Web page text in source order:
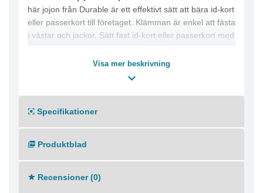
här jojon från Durable är ett effektivt sätt att bära id-kort
eller passerkort till företaget. Klämman är enkel att fästa
i västar och jackor. Sätt fast id-kort eller passerkort med
idealiskt säkerhetsalternativ för skolor, kontor och andra
Praktisk identifiering av anställda och säker åtkomst till
byggnaden
Utdragbar upp till 80 cm
Färg: Grå
Visa mer beskrivning
Specifikationer
Produktblad
Recensioner (0)